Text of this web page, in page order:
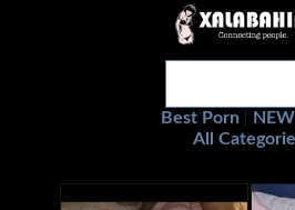
Best Porn
All